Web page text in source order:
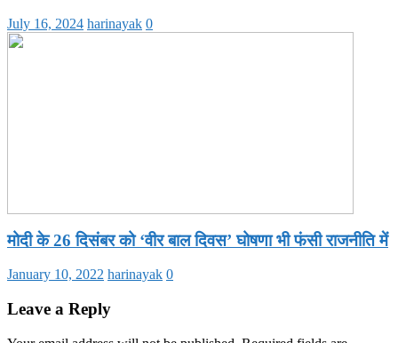
July 16, 2024 harinayak 0
मोदी के 26 दिसंबर को ‘वीर बाल दिवस’ घोषणा भी फंसी राजनीति में
January 10, 2022 harinayak 0
Leave a Reply